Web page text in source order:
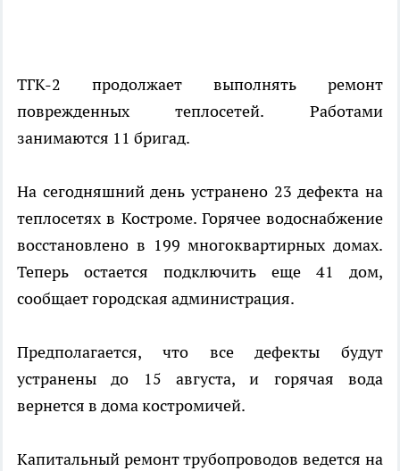
ТГК-2 продолжает выполнять ремонт
поврежденных теплосетей. Работами
занимаются 11 бригад.
На сегодняшний день устранено 23 дефекта на
теплосетях в Костроме. Горячее водоснабжение
восстановлено в 199 многоквартирных домах.
Теперь остается подключить еще 41 дом,
сообщает городская администрация.
Предполагается, что все дефекты будут
устранены до 15 августа, и горячая вода
вернется в дома костромичей.
Капитальный ремонт трубопроводов ведется на